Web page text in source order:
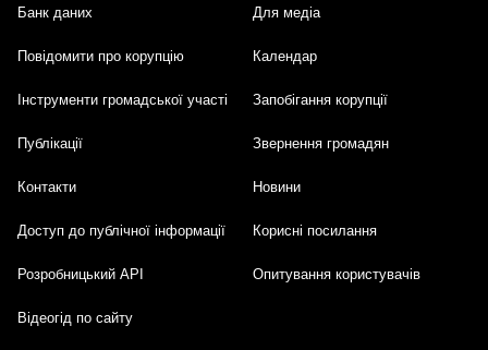
Footer
Банк даних Для медіа
Повідомити про корупцію Календар
Інструменти громадської участі Запобігання корупції
Публікації Звернення громадян
Контакти Новини
Доступ до публічної інформації Корисні посилання
Розробницький API Опитування користувачів
Відеогід по сайту